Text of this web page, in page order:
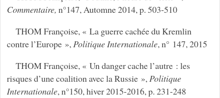
Commentaire, n°147, Automne 2014, p. 503-510
THOM Françoise, « La guerre cachée du Kremlin
contre l’Europe », Politique Internationale, n° 147, 2015
THOM Françoise, « Un danger cache l’autre : les
risques d’une coalition avec la Russie », Politique
Internationale, n°150, hiver 2015-2016, p. 231-248